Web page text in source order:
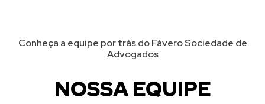
Conheça a equipe por trás do Fávero Sociedade de
Advogados
NOSSA EQUIPE